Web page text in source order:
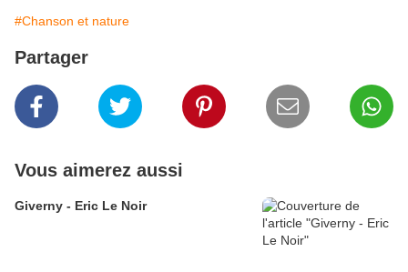
#Chanson et nature
Partager
Vous aimerez aussi
Giverny - Eric Le Noir